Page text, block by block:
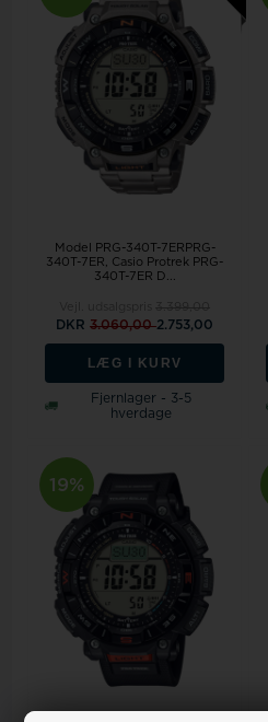
Model PRG-340T-7ERPRG-
340T-7ER, Casio Protrek PRG-
340T-7ER D...
DKR3.060,002.753,00
LÆG I KURV
Fjernlager - 3-5
hverdage
19%